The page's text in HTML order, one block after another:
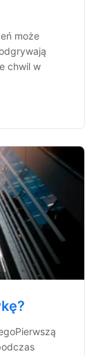
może
chwil w